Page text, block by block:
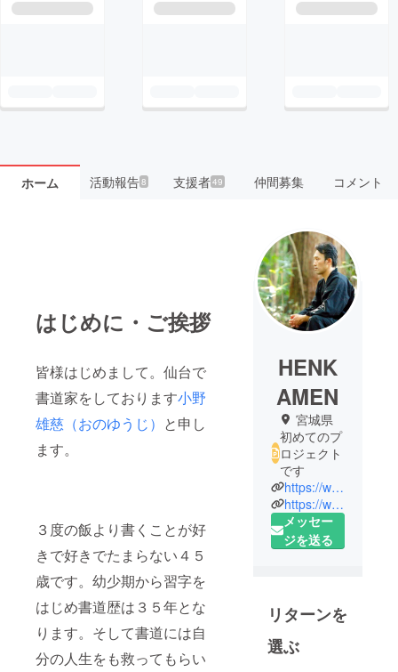
ホーム 活動報告8 支援者49 仲間募集 コメント
はじめに・ご挨拶
皆様はじめまして。仙台で
書道家をしております小野
雄慈（おのゆうじ） と申し
ます。
３度の飯より書くことが好
きで好きでたまらない４５
歳です。幼少期から習字を
はじめ書道歴は３５年とな
ります。そして書道には自
分の人生をも救ってもらい
HENK
AMEN
宮城県
初めてのプ
ロジェクト
です
https://www.higemon.net/
https://www.facebook.com/higemonshodoyuji
メッセー
ジを送る
リターンを
選ぶ